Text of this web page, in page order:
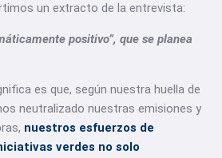
un extracto de la entrevista:
positivo”, que se planea
es que, según nuestra huella de
neutralizado nuestras emisiones y
nuestros esfuerzos de
verdes no solo